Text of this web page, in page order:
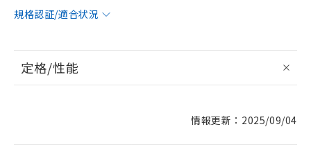
規格認証/適合状況
定格/性能
情報更新：2025/09/04